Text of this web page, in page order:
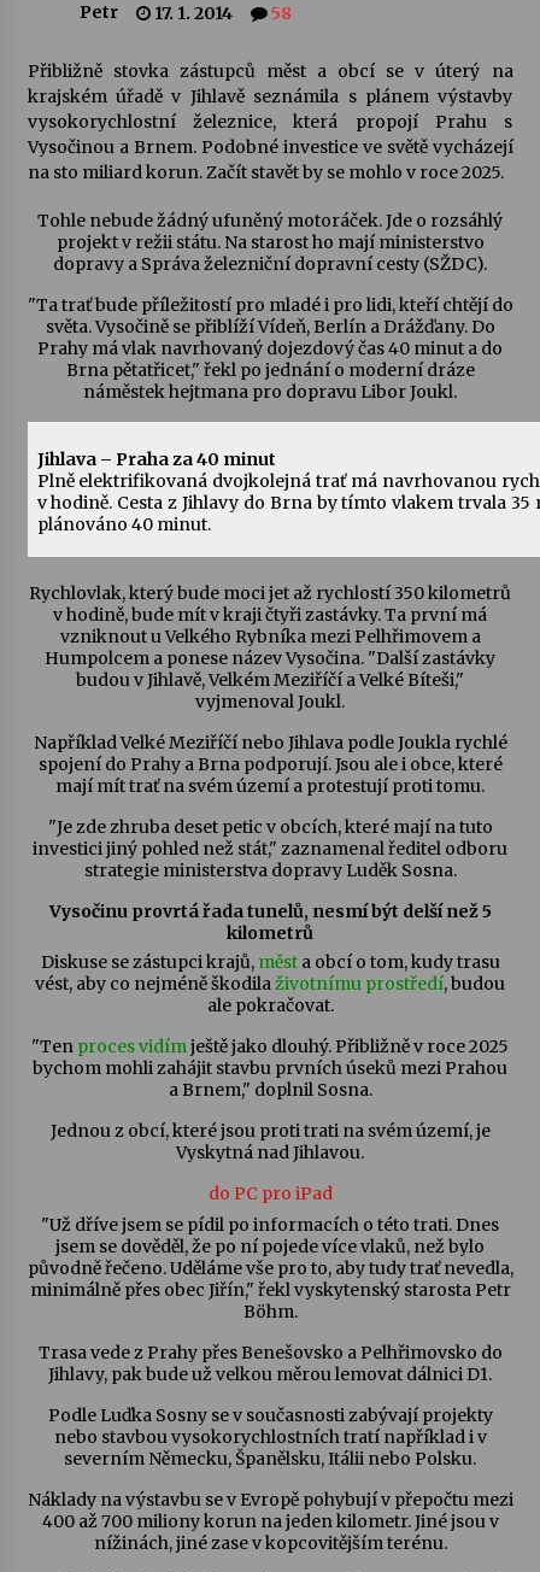
šedesátka: 28. 7.–1. 8. 2026
28. 7. 2026
Letní koncerty ve Stromovce: Kolchoz a
Jenakaši
Votavžatský ploty
23. 7. 2026
Letní koncerty ve Stromovce: Rufus Miller
22. 7. 2026
Vysočinka
17. 7. 2026
Ozvěny prázdnin
14. 7. 2026
Za kulturou kousek za Humpolec. V Želivě ožije
13. 7. 2026
Varhanní recitál Michala Novenka v Klášteře
Želiv
3. 7. 2026
Petr Adamec – Malovaný svět
30. 6. 2026
Petr 17. 1. 2014 58
Přibližně stovka zástupců měst a obcí se v úterý na
krajském úřadě v Jihlavě seznámila s plánem výstavby
vysokorychlostní železnice, která propojí Prahu s
Vysočinou a Brnem. Podobné investice ve světě vycházejí
na sto miliard korun. Začít stavět by se mohlo v roce 2025.
Tohle nebude žádný ufuněný motoráček. Jde o rozsáhlý
projekt v režii státu. Na starost ho mají ministerstvo
dopravy a Správa železniční dopravní cesty (SŽDC).
"Ta trať bude příležitostí pro mladé i pro lidi, kteří chtějí do
světa. Vysočině se přiblíží Vídeň, Berlín a Drážďany. Do
Prahy má vlak navrhovaný dojezdový čas 40 minut a do
Brna pětatřicet," řekl po jednání o moderní dráze
náměstek hejtmana pro dopravu Libor Joukl.
Jihlava – Praha za 40 minut
Plně elektrifikovaná dvojkolejná trať má navrhovanou
v hodině. Cesta z Jihlavy do Brna by tímto vlakem trvala 35
plánováno 40 minut.
Rychlovlak, který bude moci jet až rychlostí 350 kilometrů
v hodině, bude mít v kraji čtyři zastávky. Ta první má
vzniknout u Velkého Rybníka mezi Pelhřimovem a
Humpolcem a ponese název Vysočina. "Další zastávky
budou v Jihlavě, Velkém Meziříčí a Velké Bíteši,"
vyjmenoval Joukl.
Například Velké Meziříčí nebo Jihlava podle Joukla rychlé
spojení do Prahy a Brna podporují. Jsou ale i obce, které
mají mít trať na svém území a protestují proti tomu.
"Je zde zhruba deset petic v obcích, které mají na tuto
investici jiný pohled než stát," zaznamenal ředitel odboru
strategie ministerstva dopravy Luděk Sosna.
Vysočinu provrtá řada tunelů, nesmí být delší než 5
kilometrů
Diskuse se zástupci krajů, města obcí o tom, kudy trasu
vést, aby co nejméně škodilaživotnímu prostředí, budou
ale pokračovat.
"Ten procesvidímještě jako dlouhý. Přibližně v roce 2025
bychom mohli zahájit stavbu prvních úseků mezi Prahou
a Brnem," doplnil Sosna.
Jednou z obcí, které jsou proti trati na svém území, je
Vyskytná nad Jihlavou.
do PC pro iPad
"Už dříve jsem se pídil po informacích o této trati. Dnes
jsem se dověděl, že po ní pojede více vlaků, než bylo
původně řečeno. Uděláme vše pro to, aby tudy trať nevedla,
minimálně přes obec Jiřín," řekl vyskytenský starosta Petr
Böhm.
Trasa vede z Prahy přes Benešovsko a Pelhřimovsko do
Jihlavy, pak bude už velkou měrou lemovat dálnici D1.
Podle Luďka Sosny se v současnosti zabývají projekty
nebo stavbou vysokorychlostních tratí například i v
severním Německu, Španělsku, Itálii nebo Polsku.
Náklady na výstavbu se v Evropě pohybují v přepočtu mezi
400 až 700 miliony korun na jeden kilometr. Jiné jsou v
nížinách, jiné zase v kopcovitějším terénu.